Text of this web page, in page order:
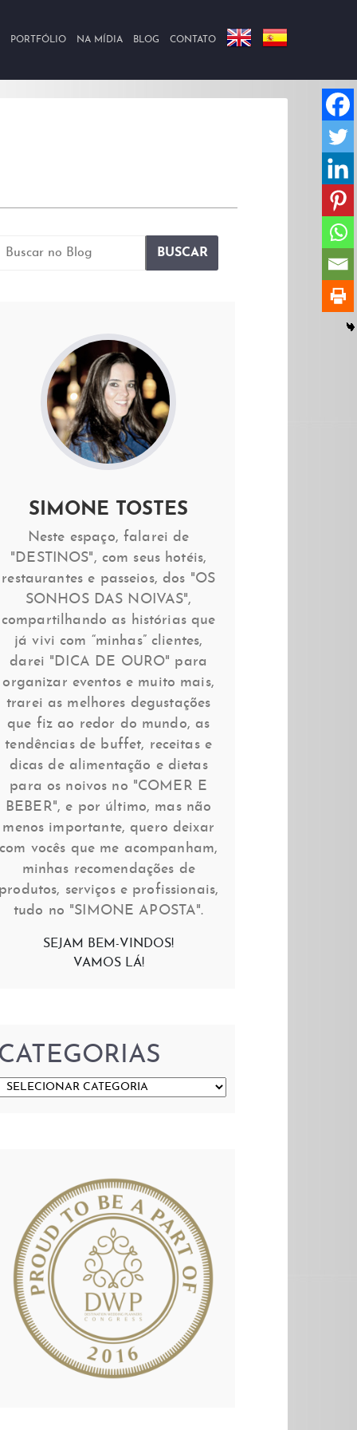
PORTFÓLIO NA MÍDIA BLOG CONTATO
SIMONE TOSTES
Neste espaço, falarei de
"DESTINOS", com seus hotéis,
restaurantes e passeios, dos "OS
SONHOS DAS NOIVAS",
compartilhando as histórias que
já vivi com “minhas” clientes,
darei "DICA DE OURO" para
organizar eventos e muito mais,
trarei as melhores degustações
que fiz ao redor do mundo, as
tendências de buffet, receitas e
dicas de alimentação e dietas
para os noivos no "COMER E
BEBER", e por último, mas não
menos importante, quero deixar
com vocês que me acompanham,
minhas recomendações de
serviços e profissionais,
tudo no "SIMONE APOSTA".
SEJAM BEM-VINDOS!
VAMOS LÁ!